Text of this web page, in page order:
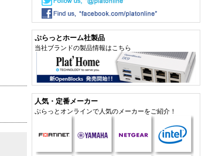
ぷらっとホーム社製品
当社ブランドの製品情報はこちら
人気・定番メーカー
ぷらっとオンラインで人気のメーカーをご紹介！